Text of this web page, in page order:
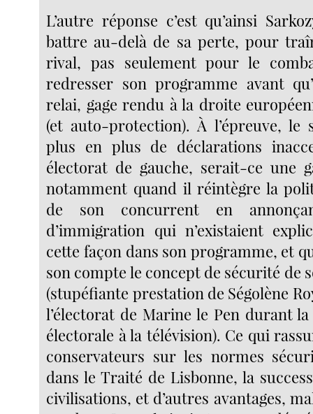
L’autre réponse c’est qu’ainsi
battre au-delà de sa perte, pour
rival, pas seulement pour le
redresser son programme avant
relai, gage rendu à la droite
(et auto-protection). À l’épreuve, le
plus en plus de déclarations
électorat de gauche, serait-ce une
notamment quand il réintègre la
de son concurrent en
d’immigration qui n’existaient
cette façon dans son programme, et
son compte le concept de sécurité de
(stupéfiante prestation de Ségolène
l’électorat de Marine le Pen durant
électorale à la télévision). Ce qui
conservateurs sur les normes
dans le Traité de Lisbonne, la
civilisations, et d’autres avantages,